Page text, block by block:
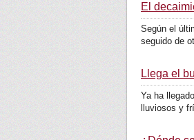
El
Según el
seguido de
Llega el
Ya ha
lluviosos y